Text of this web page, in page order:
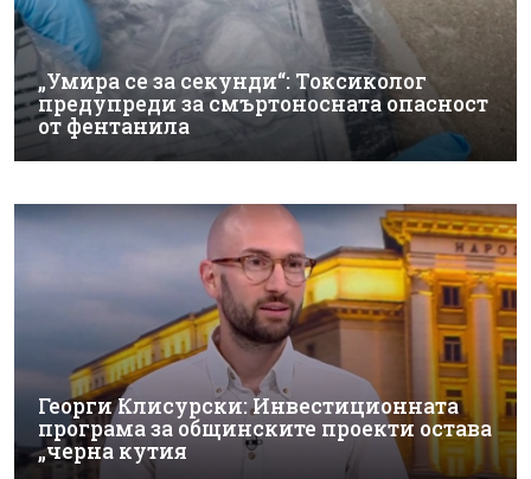
„Умира се за секунди“: Токсиколог
предупреди за смъртоносната опасност
от фентанила
Георги Клисурски: Инвестиционната
програма за общинските проекти остава
„черна кутия